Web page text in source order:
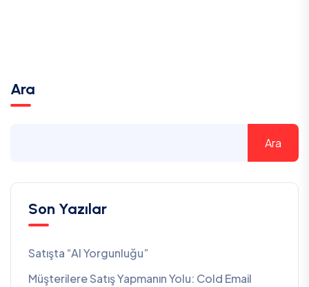
Ara
Ara
Son Yazılar
Satışta “AI Yorgunluğu”
Müşterilere Satış Yapmanın Yolu: Cold Email